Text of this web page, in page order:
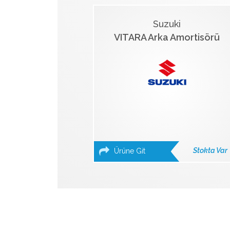
Suzuki
VITARA Arka Amortisörü
Ürüne Git Stokta Var